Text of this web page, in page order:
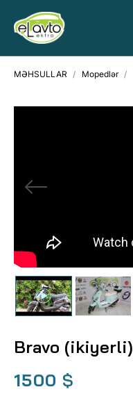
MƏHSULLAR Mopedlər
Bravo (ikiyerli)
1500 $